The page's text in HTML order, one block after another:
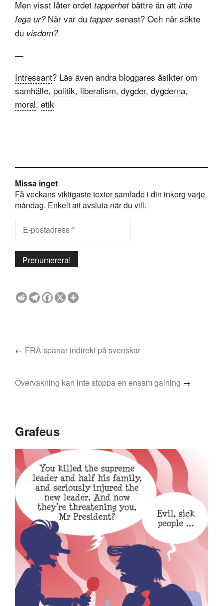
Men visst låter ordet tapperhetbättre än att inte
fega ur?När var du tappersenast? Och när sökte
du visdom?
—
Intressant? Läs även andra bloggares åsikter om
samhälle, politik, liberalism, dygder, dygderna,
moral, etik
Missa inget
Få veckans viktigaste texter samlade i din inkorg varje
måndag. Enkelt att avsluta när du vill.
← FRA spanar indirekt på svenskar
Övervakning kan inte stoppa en ensam galning →
Grafeus